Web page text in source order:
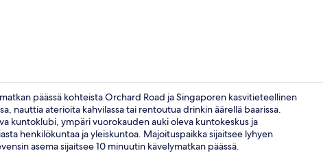
Sekalaista
päässä kohteista Orchard Road ja Singaporen kasvitieteellinen
nauttia aterioita kahvilassa tai rentoutua drinkin äärellä baarissa.
kuntoklubi, ympäri vuorokauden auki oleva kuntokeskus ja
henkilökuntaa ja yleiskuntoa. Majoituspaikka sijaitsee lyhyen
asema sijaitsee 10 minuutin kävelymatkan päässä.